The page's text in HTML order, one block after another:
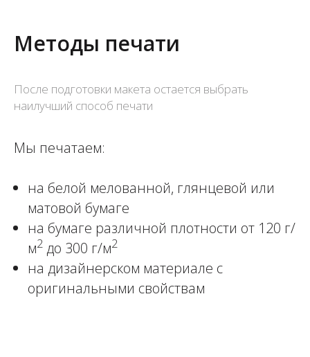
Методы печати
После подготовки макета остается выбрать
наилучший способ печати
Мы печатаем:
на белой мелованной, глянцевой или
матовой бумаге
на бумаге различной плотности от 120 г/
м2 до 300 г/м2
на дизайнерском материале с
оригинальными свойствам